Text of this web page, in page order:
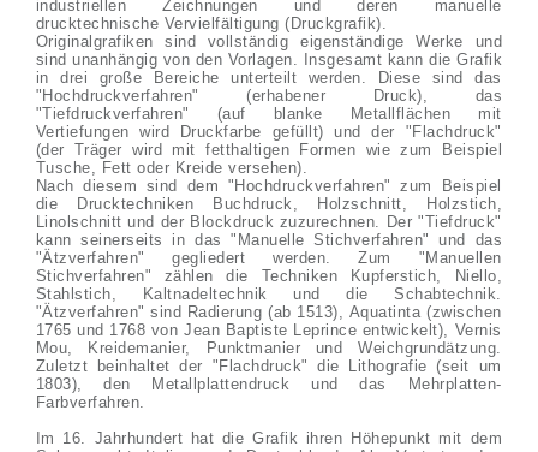
industriellen Zeichnungen und deren manuelle
drucktechnische Vervielfältigung (Druckgrafik).
Originalgrafiken sind vollständig eigenständige Werke und
sind unanhängig von den Vorlagen. Insgesamt kann die Grafik
in drei große Bereiche unterteilt werden. Diese sind das
"Hochdruckverfahren" (erhabener Druck), das
"Tiefdruckverfahren" (auf blanke Metallflächen mit
Vertiefungen wird Druckfarbe gefüllt) und der "Flachdruck"
(der Träger wird mit fetthaltigen Formen wie zum Beispiel
Tusche, Fett oder Kreide versehen).
Nach diesem sind dem "Hochdruckverfahren" zum Beispiel
die Drucktechniken Buchdruck, Holzschnitt, Holzstich,
Linolschnitt und der Blockdruck zuzurechnen. Der "Tiefdruck"
kann seinerseits in das "Manuelle Stichverfahren" und das
"Ätzverfahren" gegliedert werden. Zum "Manuellen
Stichverfahren" zählen die Techniken Kupferstich, Niello,
Stahlstich, Kaltnadeltechnik und die Schabtechnik.
"Ätzverfahren" sind Radierung (ab 1513), Aquatinta (zwischen
1765 und 1768 von Jean Baptiste Leprince entwickelt), Vernis
Mou, Kreidemanier, Punktmanier und Weichgrundätzung.
Zuletzt beinhaltet der "Flachdruck" die Lithografie (seit um
1803), den Metallplattendruck und das Mehrplatten-
Farbverfahren.
Im 16. Jahrhundert hat die Grafik ihren Höhepunkt mit dem